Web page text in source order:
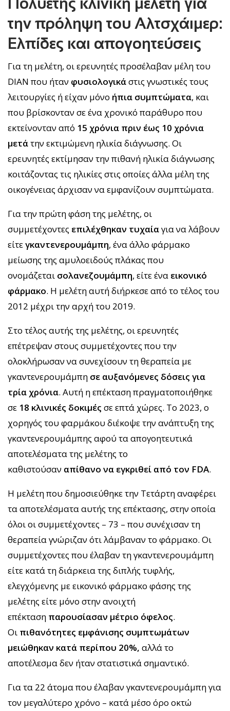
την πρόληψη του Αλτσχάιμερ:
Ελπίδες και απογοητεύσεις
Για τη μελέτη, οι ερευνητές προσέλαβαν μέλη του
DIAN που ήταν φυσιολογικάστις γνωστικές τους
λειτουργίες ή είχαν μόνο ήπια συμπτώματα, και
που βρίσκονταν σε ένα χρονικό παράθυρο που
εκτείνονταν από 15 χρόνια πριν έως 10 χρόνια
μετάτην εκτιμώμενη ηλικία διάγνωσης. Οι
ερευνητές εκτίμησαν την πιθανή ηλικία διάγνωσης
κοιτάζοντας τις ηλικίες στις οποίες άλλα μέλη της
οικογένειας άρχισαν να εμφανίζουν συμπτώματα.
Για την πρώτη φάση της μελέτης, οι
συμμετέχοντες επιλέχθηκαν τυχαίαγια να λάβουν
είτεγκαντενερουμάμπη, ένα άλλο φάρμακο
μείωσης της αμυλοειδούς πλάκας που
ονομάζεται σολανεζουμάμπη, είτε ένα εικονικό
φάρμακο. Η μελέτη αυτή διήρκεσε από το τέλος του
2012 μέχρι την αρχή του 2019.
Στο τέλος αυτής της μελέτης, οι ερευνητές
επέτρεψαν στους συμμετέχοντες που την
ολοκλήρωσαν να συνεχίσουν τη θεραπεία με
γκαντενερουμάμπη σε αυξανόμενες δόσεις για
τρία χρόνια. Αυτή η επέκταση πραγματοποιήθηκε
σε 18 κλινικές δοκιμές σε επτά χώρες. Το 2023, ο
χορηγός του φαρμάκου διέκοψε την ανάπτυξη της
γκαντενερουμάμπης αφού τα απογοητευτικά
αποτελέσματα της μελέτης το
καθιστούσαν απίθανο να εγκριθεί από τον FDA.
Η μελέτη που δημοσιεύθηκε την Τετάρτη αναφέρει
τα αποτελέσματα αυτής της επέκτασης, στην οποία
όλοι οι συμμετέχοντες – 73 – που συνέχισαν τη
θεραπεία γνώριζαν ότι λάμβαναν το φάρμακο. Οι
συμμετέχοντες που έλαβαν τη γκαντενερουμάμπη
είτε κατά τη διάρκεια της διπλής τυφλής,
ελεγχόμενης με εικονικό φάρμακο φάσης της
μελέτης είτε μόνο στην ανοιχτή
επέκταση παρουσίασαν μέτριο όφελος.
Οι πιθανότητες εμφάνισης συμπτωμάτων
μειώθηκαν κατά περίπου 20%, αλλά το
αποτέλεσμα δεν ήταν στατιστικά σημαντικό.
Για τα 22 άτομα που έλαβαν γκαντενερουμάμπη για
τον μεγαλύτερο χρόνο – κατά μέσο όρο οκτώ